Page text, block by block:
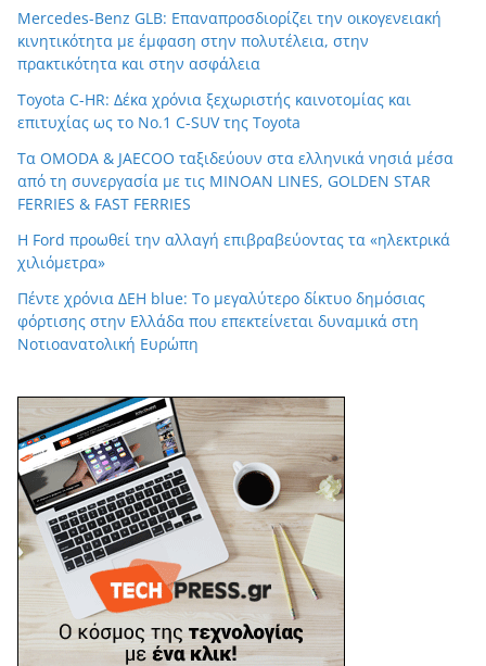
Mercedes-Benz GLB: Επαναπροσδιορίζει την οικογενειακή
κινητικότητα με έμφαση στην πολυτέλεια, στην
πρακτικότητα και στην ασφάλεια
Toyota C-HR: Δέκα χρόνια ξεχωριστής καινοτομίας και
επιτυχίας ως το Νο.1 C-SUV της Toyota
Τα OMODA & JAECOO ταξιδεύουν στα ελληνικά νησιά μέσα
από τη συνεργασία με τις MINOAN LINES, GOLDEN STAR
FERRIES & FAST FERRIES
Η Ford προωθεί την αλλαγή επιβραβεύοντας τα «ηλεκτρικά
χιλιόμετρα»
Πέντε χρόνια ΔΕΗ blue: Το μεγαλύτερο δίκτυο δημόσιας
φόρτισης στην Ελλάδα που επεκτείνεται δυναμικά στη
Νοτιοανατολική Ευρώπη